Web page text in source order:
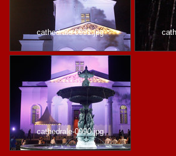
cathedrale-0991.jpg
cathedrale-0990.jpg